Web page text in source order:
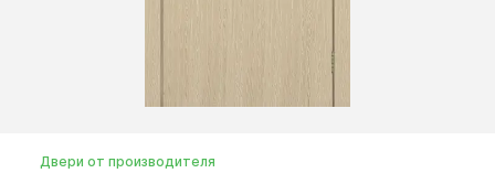
Двери от производителя